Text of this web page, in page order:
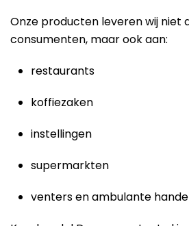
Onze producten leveren wij niet
consumenten, maar ook aan:
restaurants
koffiezaken
instellingen
supermarkten
venters en ambulante